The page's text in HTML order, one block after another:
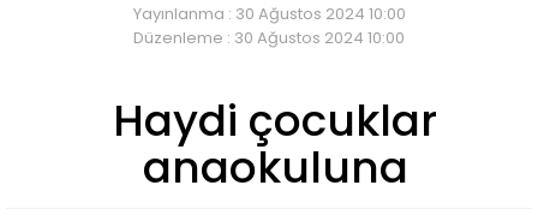
Yayınlanma : 30 Ağustos 2024 10:00
Düzenleme : 30 Ağustos 2024 10:00
Haydi çocuklar
anaokuluna